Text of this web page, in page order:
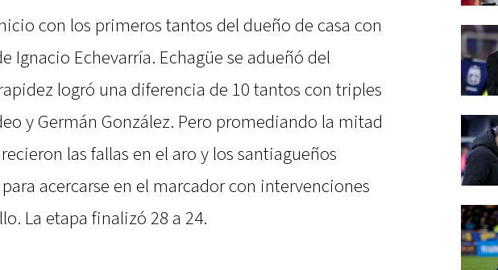
con los primeros tantos del dueño de casa con
Ignacio Echevarría. Echagüe se adueñó del
logró una diferencia de 10 tantos con triples
y Germán González. Pero promediando la mitad
las fallas en el aro y los santiagueños
acercarse en el marcador con intervenciones
La etapa finalizó 28 a 24.